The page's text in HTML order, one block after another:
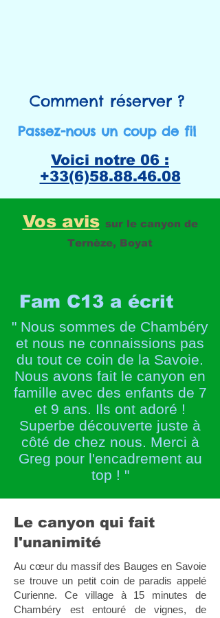
Comment réserver ? ​
Passez-nous un coup de fil ​
Voici notre 06 :
+33(6)58.88.46.08
Vos avis sur le canyon de
Ternèze, Boyat
Fam C13 a écrit
" Nous sommes de Chambéry
et nous ne connaissions pas
du tout ce coin de la Savoie.
Nous avons fait le canyon en
famille avec des enfants de 7
et 9 ans. Ils ont adoré !
Superbe découverte juste à
côté de chez nous. Merci à
Greg pour l'encadrement au
top ! "
Le canyon qui fait
l'unanimité
Au cœur du massif des Bauges en Savoie
se trouve un petit coin de paradis appelé
Curienne. Ce village à 15 minutes de
Chambéry est entouré de vignes, de